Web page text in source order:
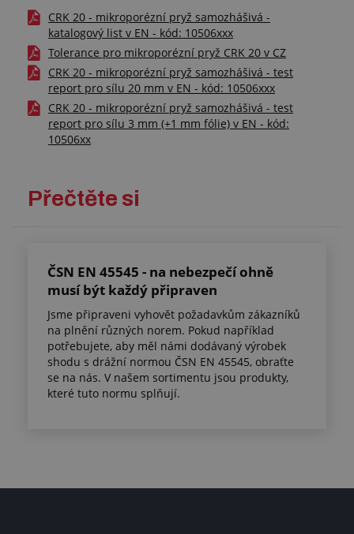
CRK 20 - mikroporézní pryž samozhášivá -
katalogový list v EN - kód: 10506xxx
Tolerance pro mikroporézní pryž CRK 20 v CZ
CRK 20 - mikroporézní pryž samozhášivá - test
report pro sílu 20 mm v EN - kód: 10506xxx
CRK 20 - mikroporézní pryž samozhášivá - test
report pro sílu 3 mm (+1 mm fólie) v EN - kód:
10506xx
Přečtěte si
ČSN EN 45545 - na nebezpečí ohně
musí být každý připraven
Jsme připraveni vyhovět požadavkům zákazníků
na plnění různých norem. Pokud například
potřebujete, aby měl námi dodávaný výrobek
shodu s drážní normou ČSN EN 45545, obraťte
se na nás. V našem sortimentu jsou produkty,
které tuto normu splňují.